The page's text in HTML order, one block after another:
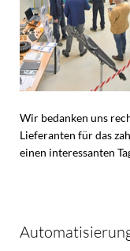
Wir bedanken uns
Lieferanten für das
einen interessanten